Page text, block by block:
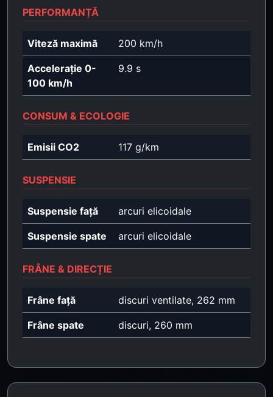
PERFORMANȚĂ
Viteză maximă 200 km/h
Accelerație 0-
100 km/h
9.9 s
CONSUM & ECOLOGIE
Emisii CO2 117 g/km
SUSPENSIE
Suspensie față arcuri elicoidale
Suspensie spate arcuri elicoidale
FRÂNE & DIRECȚIE
Frâne față discuri ventilate, 262 mm
Frâne spate discuri, 260 mm